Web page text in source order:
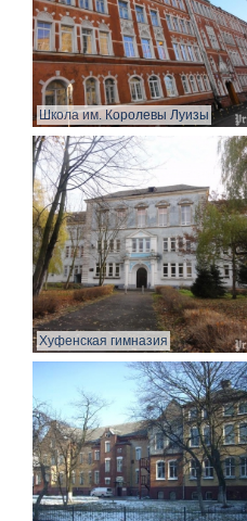
Школа им. Королевы Луизы
Хуфенская гимназия